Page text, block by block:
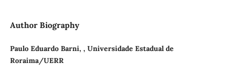
Author Biography
Paulo Eduardo Barni, , Universidade Estadual de
Roraima/UERR